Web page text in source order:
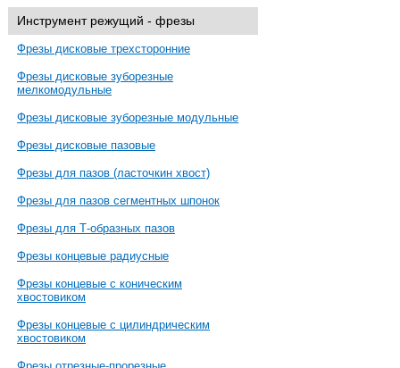
Инструмент режущий - фрезы
Фрезы дисковые трехсторонние
Фрезы дисковые зуборезные
мелкомодульные
Фрезы дисковые зуборезные модульные
Фрезы дисковые пазовые
Фрезы для пазов (ласточкин хвост)
Фрезы для пазов сегментных шпонок
Фрезы для Т-образных пазов
Фрезы концевые радиусные
Фрезы концевые с коническим
хвостовиком
Фрезы концевые с цилиндрическим
хвостовиком